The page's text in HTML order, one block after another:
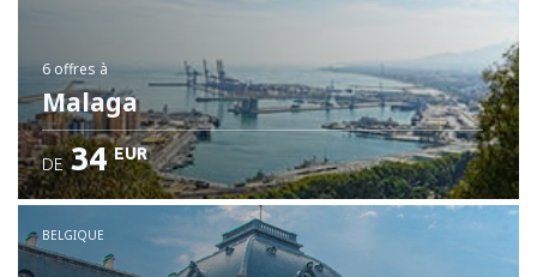
6 offresà
Malaga
DE 34 EUR
BELGIQUE